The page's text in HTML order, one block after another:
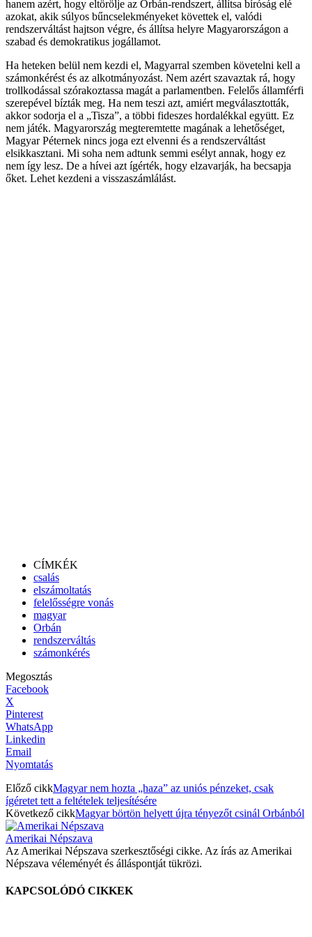
hanem azért, hogy eltörölje az Orbán-rendszert, állítsa bíróság elé
azokat, akik súlyos bűncselekményeket követtek el, valódi
rendszerváltást hajtson végre, és állítsa helyre Magyarországon a
szabad és demokratikus jogállamot.
Ha heteken belül nem kezdi el, Magyarral szemben követelni kell a
számonkérést és az alkotmányozást. Nem azért szavaztak rá, hogy
trollkodással szórakoztassa magát a parlamentben. Felelős államférfi
szerepével bízták meg. Ha nem teszi azt, amiért megválasztották,
akkor sodorja el a „Tisza”, a többi fideszes hordalékkal együtt. Ez
nem játék. Magyarország megteremtette magának a lehetőséget,
Magyar Péternek nincs joga ezt elvenni és a rendszerváltást
elsikkasztani. Mi soha nem adtunk semmi esélyt annak, hogy ez
nem így lesz. De a hívei azt ígérték, hogy elzavarják, ha becsapja
őket. Lehet kezdeni a visszaszámlálást.
CÍMKÉK
csalás
elszámoltatás
felelősségre vonás
magyar
Orbán
rendszerváltás
számonkérés
Megosztás
Facebook
X
Pinterest
WhatsApp
Linkedin
Email
Nyomtatás
Előző cikkMagyar nem hozta „haza” az uniós pénzeket, csak
ígéretet tett a feltételek teljesítésére
Következő cikkMagyar börtön helyett újra tényezőt csinál Orbánból
Amerikai Népszava
Az Amerikai Népszava szerkesztőségi cikke. Az írás az Amerikai
Népszava véleményét és álláspontját tükrözi.
KAPCSOLÓDÓ CIKKEK